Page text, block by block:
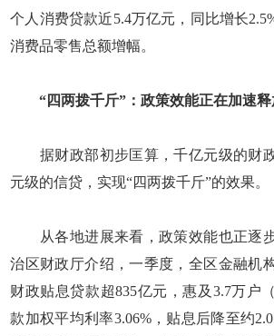
个人消费贷款近5.4万亿元，同比增长
消费品零售总额增幅。
“四两拨千斤”：政策效能正在加速释
据财政部初步匡算，千亿元级的财
元级的信贷，实现“四两拨千斤”的效果。
从各地进展来看，政策效能也正逐
治区财政厅介绍，一季度，全区金融机
财政贴息贷款超835亿元，惠及3.7万户
款加权平均利率3.06%，贴息后降至约